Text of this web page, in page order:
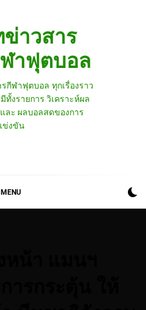
ข่าวสาร
าฟุตบอล
กีฬาฟุตบอล ทุกเรื่องราว
ทั้งรายการ วิเคราะห์ผล
ละ ผลบอลสดของการ
ข่งขัน
MENU